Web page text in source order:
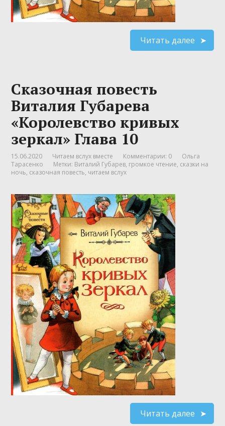
Читать далее
Сказочная повесть
Виталия Губарева
«Королевство кривых
зеркал» Глава 10
15.06.2020 Читаем вслух вместе Комментарии: 0
Ольга
Тарасенко
Метки: Виталий Губарев, громкое чтение, сказки на
ночь, сказочная повесть, читаем вслух
Читать далее